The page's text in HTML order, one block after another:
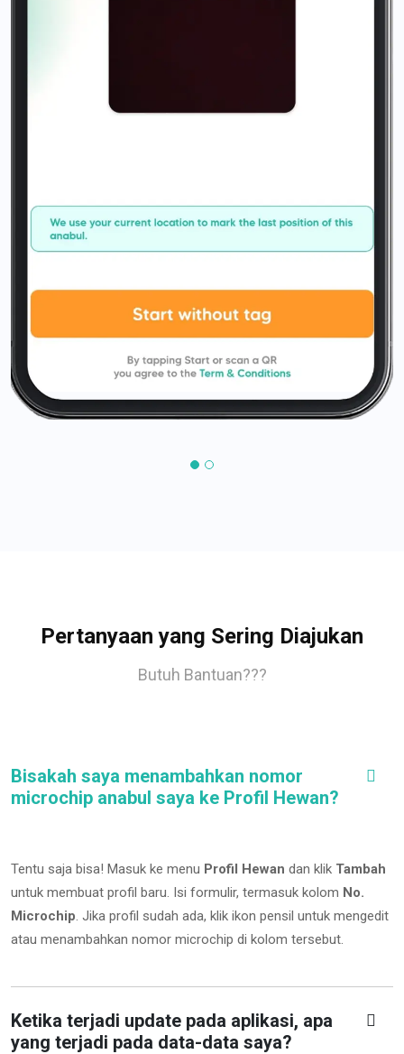
Pertanyaan yang Sering Diajukan
Butuh Bantuan???
Bisakah saya menambahkan nomor
microchip anabul saya ke Profil Hewan?
Tentu saja bisa! Masuk ke menu Profil Hewan dan klik Tambah
untuk membuat profil baru. Isi formulir, termasuk kolom No.
Microchip. Jika profil sudah ada, klik ikon pensil untuk mengedit
atau menambahkan nomor microchip di kolom tersebut.
Ketika terjadi update pada aplikasi, apa
yang terjadi pada data-data saya?